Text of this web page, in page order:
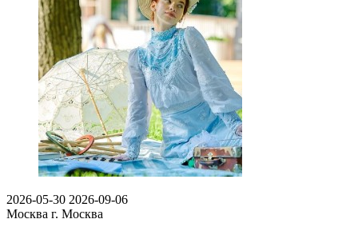
2026-05-30 2026-09-06
Москва г. Москва